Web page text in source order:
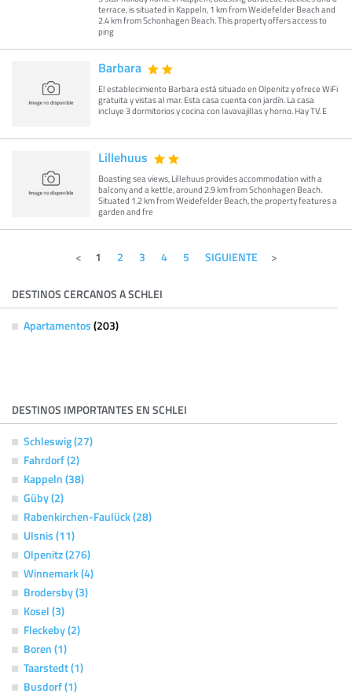
terrace, is situated in Kappeln, 1 km from Weidefelder Beach and
2.4 km from Schonhagen Beach. This property offers access to
ping
Barbara
El establecimiento Barbara está situado en Olpenitz y ofrece WiFi
gratuita y vistas al mar. Esta casa cuenta con jardín. La casa
incluye 3 dormitorios y cocina con lavavajillas y horno. Hay TV. E
Lillehuus
Boasting sea views, Lillehuus provides accommodation with a
balcony and a kettle, around 2.9 km from Schonhagen Beach.
Situated 1.2 km from Weidefelder Beach, the property features a
garden and fre
1 2 3 4 5 SIGUIENTE
DESTINOS CERCANOS A SCHLEI
Apartamentos (203)
DESTINOS IMPORTANTES EN SCHLEI
Schleswig (27)
Fahrdorf (2)
Kappeln (38)
Güby (2)
Rabenkirchen-Faulück (28)
Ulsnis (11)
Olpenitz (276)
Winnemark (4)
Brodersby (3)
Kosel (3)
Fleckeby (2)
Boren (1)
Taarstedt (1)
Busdorf (1)